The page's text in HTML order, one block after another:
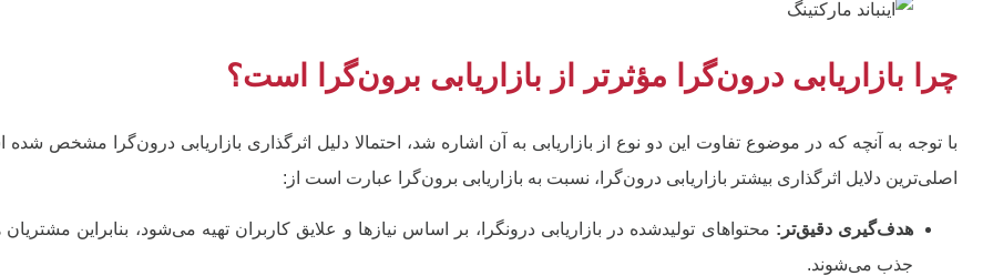
چرا بازاریابی درون‌گرا مؤثرتر از بازاریابی برون‌گرا است؟
با توجه به آنچه که در موضوع تفاوت این دو نوع از بازاریابی به آن اشاره شد، احتمالا دلیل اثرگذاری بازاریابی درون‌گرا مشخص
اصلی‌ترین دلایل اثرگذاری بیشتر بازاریابی درون‌گرا، نسبت به بازاریابی برون‌گرا عبارت است از:
هدف‌گیری دقیق‌تر: محتواهای تولیدشده در بازاریابی درونگرا، بر اساس نیازها و علایق کاربران تهیه می‌شود، بنابراین
جذب می‌شوند.